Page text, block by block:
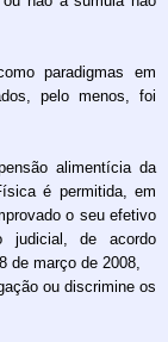
paradigmas em
pelo menos, foi
alimentícia da
é permitida, em
o seu efetivo
judicial, de acordo
de março de 2008,
ou discrimine os